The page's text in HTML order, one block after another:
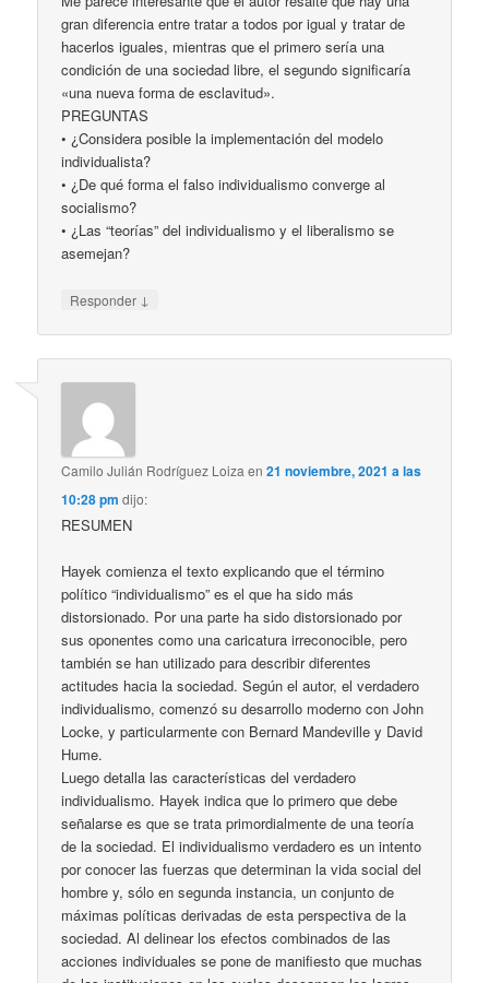
gran diferencia entre tratar a todos por igual y tratar de
hacerlos iguales, mientras que el primero sería una
condición de una sociedad libre, el segundo significaría
«una nueva forma de esclavitud».
PREGUNTAS
• ¿Considera posible la implementación del modelo
individualista?
• ¿De qué forma el falso individualismo converge al
socialismo?
• ¿Las “teorías” del individualismo y el liberalismo se
asemejan?
Responder ↓
Camilo Julián Rodríguez Loiza en21 noviembre, 2021 a las
10:28 pm dijo:
RESUMEN
Hayek comienza el texto explicando que el término
político “individualismo” es el que ha sido más
distorsionado. Por una parte ha sido distorsionado por
sus oponentes como una caricatura irreconocible, pero
también se han utilizado para describir diferentes
actitudes hacia la sociedad. Según el autor, el verdadero
individualismo, comenzó su desarrollo moderno con John
Locke, y particularmente con Bernard Mandeville y David
Hume.
Luego detalla las características del verdadero
individualismo. Hayek indica que lo primero que debe
señalarse es que se trata primordialmente de una teoría
de la sociedad. El individualismo verdadero es un intento
por conocer las fuerzas que determinan la vida social del
hombre y, sólo en segunda instancia, un conjunto de
máximas políticas derivadas de esta perspectiva de la
sociedad. Al delinear los efectos combinados de las
acciones individuales se pone de manifiesto que muchas